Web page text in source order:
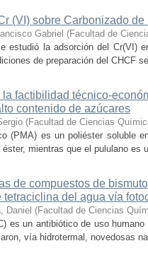
(VI) sobre Carbonizado
Gabriel (Facultad de
estudió la adsorción del Cr(VI)
de preparación del CHCF
factibilidad técnico-
contenido de azúcares
(Facultad de Ciencias
(PMA) es un poliéster soluble
éster, mientras que el pululano
de compuestos de
tetraciclina del agua vía
Daniel (Facultad de Ciencias
es un antibiótico de uso
vía hidrotermal, novedosas